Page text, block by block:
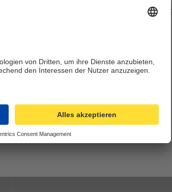
show you the online shop according to your
to countries shown here.